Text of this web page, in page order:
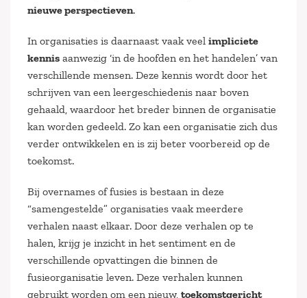
nieuwe perspectieven.
In organisaties is daarnaast vaak veel impliciete
kennis aanwezig ‘in de hoofden en het handelen’ van
verschillende mensen. Deze kennis wordt door het
schrijven van een leergeschiedenis naar boven
gehaald, waardoor het breder binnen de organisatie
kan worden gedeeld. Zo kan een organisatie zich dus
verder ontwikkelen en is zij beter voorbereid op de
toekomst.
Bij overnames of fusies is bestaan in deze
“samengestelde” organisaties vaak meerdere
verhalen naast elkaar. Door deze verhalen op te
halen, krijg je inzicht in het sentiment en de
verschillende opvattingen die binnen de
fusieorganisatie leven. Deze verhalen kunnen
gebruikt worden om een nieuw, toekomstgericht